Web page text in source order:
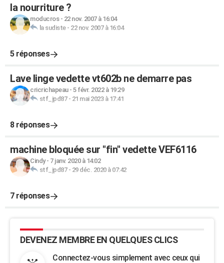
la nourriture ?
moducros- 22 nov. 2007 à 16:04
la sudiste- 22 nov. 2007 à 16:04
5 réponses
Lave linge vedette vt602b ne demarre pas
cricrichapeau- 5 févr. 2022 à 19:29
stf_jpd87- 21 mai 2023 à 17:41
8 réponses
machine bloquée sur "fin" vedette VEF6116
Cindy- 7 janv. 2020 à 14:02
stf_jpd87- 29 déc. 2020 à 07:42
7 réponses
DEVENEZ MEMBRE EN QUELQUES CLICS
Connectez-vous simplement avec ceux qui